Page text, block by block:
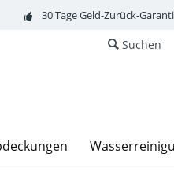
30 Tage Geld-Zurück-
Suchen